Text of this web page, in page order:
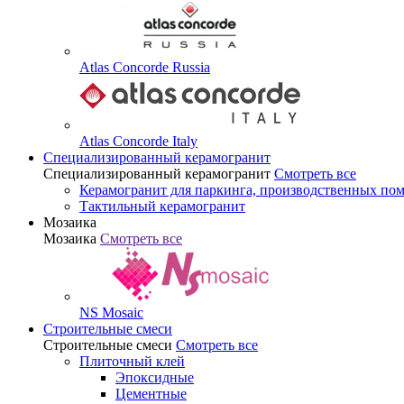
Atlas Concorde Russia
Atlas Concorde Italy
Специализированный керамогранит
Специализированный керамогранит Смотреть все
Керамогранит для паркинга, производственных
Тактильный керамогранит
Мозаика
Мозаика Смотреть все
NS Mosaic
Строительные смеси
Строительные смеси Смотреть все
Плиточный клей
Эпоксидные
Цементные